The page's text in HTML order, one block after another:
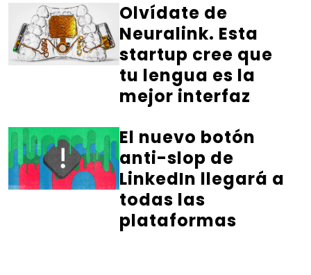
Olvídate de
Neuralink. Esta
startup cree que
tu lengua es la
mejor interfaz
El nuevo botón
anti-slop de
LinkedIn llegará a
todas las
plataformas